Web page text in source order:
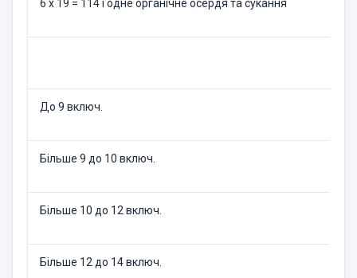
6 х 19 = 114 і одне органічне осердя та сукання
До 9 включ.
Більше 9 до 10 включ.
Більше 10 до 12 включ.
Більше 12 до 14 включ.